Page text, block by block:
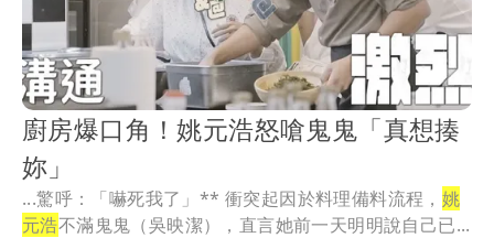
廚房爆口角！姚元浩怒嗆鬼鬼「真想揍
妳」
...驚呼：「嚇死我了」** 衝突起因於料理備料流程， 姚
元浩不滿鬼鬼（吳映潔），直言她前一天明明說自己已...